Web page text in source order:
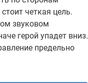
четкая цель.
звуковом
герой упадет вниз.
предельно